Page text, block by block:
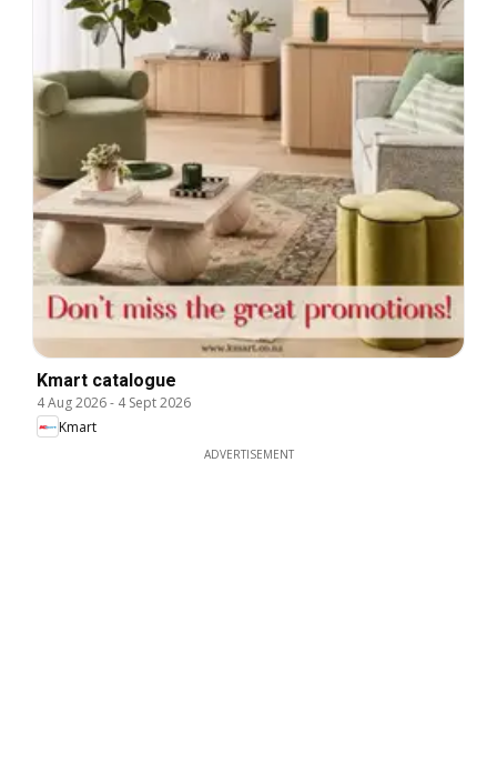
Kmart catalogue
4 Aug 2026- 4 Sept 2026
Kmart
ADVERTISEMENT